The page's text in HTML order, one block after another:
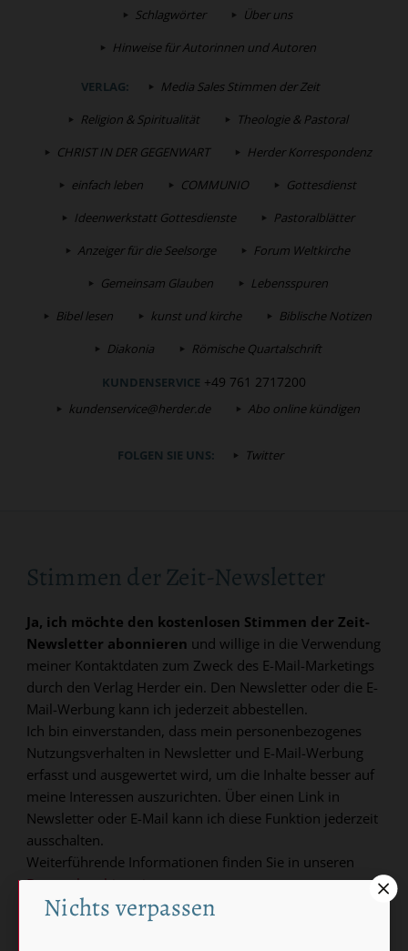
Schlagwörter
Über uns
Hinweise für Autorinnen und Autoren
VERLAG:
Media Sales Stimmen der Zeit
Religion & Spiritualität
Theologie & Pastoral
CHRIST IN DER GEGENWART
Herder Korrespondenz
einfach leben
COMMUNIO
Gottesdienst
Ideenwerkstatt Gottesdienste
Pastoralblätter
Anzeiger für die Seelsorge
Forum Weltkirche
Gemeinsam Glauben
Lebensspuren
Bibel lesen
kunst und kirche
Biblische Notizen
Diakonia
Römische Quartalschrift
KUNDENSERVICE +49 761 2717200
kundenservice@herder.de Abo online kündigen
FOLGEN SIE UNS: Twitter
Stimmen der Zeit-Newsletter
Ja, ich möchte den kostenlosen Stimmen der Zeit-
Newsletter abonnieren und willige in die Verwendung
meiner Kontaktdaten zum Zweck des E-Mail-Marketings
durch den Verlag Herder ein. Den Newsletter oder die E-
Mail-Werbung kann ich jederzeit abbestellen.
Ich bin einverstanden, dass mein personenbezogenes
Nutzungsverhalten in Newsletter und E-Mail-Werbung
erfasst und ausgewertet wird, um die Inhalte besser auf
meine Interessen auszurichten. Über einen Link in
Newsletter oder E-Mail kann ich diese Funktion jederzeit
ausschalten.
Weiterführende Informationen finden Sie in unseren
Datenschutzhinweisen.
Nichts verpassen